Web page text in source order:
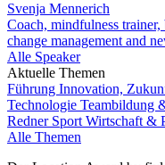
Svenja Mennerich
Coach, mindfulness
change management and
Alle Speaker
Aktuelle Themen
Führung Innovation,
Technologie Teambildung
Redner Sport Wirtschaft &
Alle Themen